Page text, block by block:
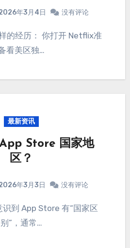
年3月4日 没有评论
看美区独…
最新资讯
Store 国家地
区？
年3月3日 没有评论
别”，通常…